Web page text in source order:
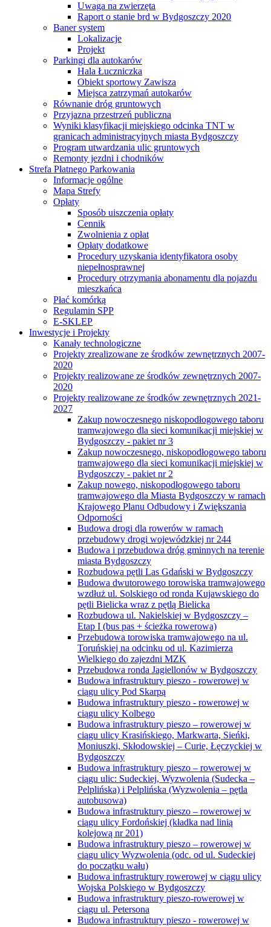
Uwaga na zwierzęta
Raport o stanie brd w Bydgoszczy 2020
Baner system
Lokalizacje
Projekt
Parkingi dla autokarów
Hala Łuczniczka
Obiekt sportowy Zawisza
Miejsca zatrzymań autokarów
Równanie dróg gruntowych
Przyjazna przestrzeń publiczna
Wyniki klasyfikacji miejskiego odcinka TNT w
granicach administracyjnych miasta Bydgoszczy
Program utwardzania ulic gruntowych
Remonty jezdni i chodników
Strefa Płatnego Parkowania
Informacje ogólne
Mapa Strefy
Opłaty
Sposób uiszczenia opłaty
Cennik
Zwolnienia z opłat
Opłaty dodatkowe
Procedury uzyskania identyfikatora osoby
niepełnosprawnej
Procedury otrzymania abonamentu dla pojazdu
mieszkańca
Płać komórką
Regulamin SPP
E-SKLEP
Inwestycje i Projekty
Kanały technologiczne
Projekty zrealizowane ze środków zewnętrznych 2007-
2020
Projekty realizowane ze środków zewnętrznych 2007-
2020
Projekty realizowane ze środków zewnętrznych 2021-
2027
Zakup nowoczesnego niskopodłogowego taboru
tramwajowego dla sieci komunikacji miejskiej w
Bydgoszczy - pakiet nr 3
Zakup nowoczesnego, niskopodłogowego taboru
tramwajowego dla sieci komunikacji miejskiej w
Bydgoszczy - pakiet nr 2
Zakup nowego, niskopodłogowego taboru
tramwajowego dla Miasta Bydgoszczy w ramach
Krajowego Planu Odbudowy i Zwiększania
Odporności
Budowa drogi dla rowerów w ramach
przebudowy drogi wojewódzkiej nr 244
Budowa i przebudowa dróg gminnych na terenie
miasta Bydgoszczy
Rozbudowa pętli Las Gdański w Bydgoszczy
Budowa dwutorowego torowiska tramwajowego
wzdłuż ul. Solskiego od ronda Kujawskiego do
pętli Bielicka wraz z pętlą Bielicka
Rozbudowa ul. Nakielskiej w Bydgoszczy –
Etap I (bus pas + ścieżka rowerowa)
Przebudowa torowiska tramwajowego na ul.
Toruńskiej na odcinku od ul. Kazimierza
Wielkiego do zajezdni MZK
Przebudowa ronda Jagiellonów w Bydgoszczy
Budowa infrastruktury pieszo - rowerowej w
ciągu ulicy Pod Skarpą
Budowa infrastruktury pieszo - rowerowej w
ciągu ulicy Kolbego
Budowa infrastruktury pieszo – rowerowej w
ciągu ulicy Krasińskiego, Markwarta, Sieńki,
Moniuszki, Skłodowskiej – Curie, Łęczyckiej w
Bydgoszczy
Budowa infrastruktury pieszo – rowerowej w
ciągu ulic: Sudeckiej, Wyzwolenia (Sudecka –
Pelplińska) i Pelplińska (Wyzwolenia – pętla
autobusowa)
Budowa infrastruktury pieszo – rowerowej w
ciągu ulicy Fordońskiej (kładka nad linią
kolejową nr 201)
Budowa infrastruktury pieszo – rowerowej w
ciągu ulicy Wyzwolenia (odc. od ul. Sudeckiej
do początku wału)
Budowa infrastruktury rowerowej w ciągu ulicy
Wojska Polskiego w Bydgoszczy
Budowa infrastruktury pieszo-rowerowej w
ciągu ul. Petersona
Budowa infrastruktury pieszo - rowerowej w